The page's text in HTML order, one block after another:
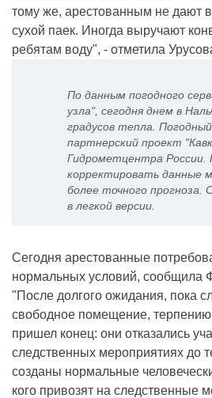
тому же, арестованным не дают
сухой паек. Иногда выручают
ребятам воду", - отметила
По данным погодного
узла", сегодня днем в
градусов тепла.
партнерский проект
Гидрометцентра России.
корректировать данные
более точного прогноза.
в легкой версии.
Сегодня арестованные
нормальных условий, сообщила
"После долгого ожидания, пока
свободное помещение,
пришел конец: они отказались
следственных мероприятиях до
созданы нормальные
кого привозят на следственные